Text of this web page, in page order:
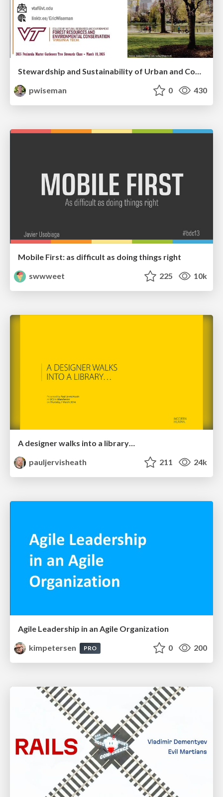
Stewardship and Sustainability of Urban and Community Forests
pwiseman
0 430
Mobile First: as difficult as doing things right
swwweet
225 10k
A designer walks into a library…
pauljervisheath
211 24k
Agile Leadership in an Agile Organization
kimpetersen
PRO 0 200